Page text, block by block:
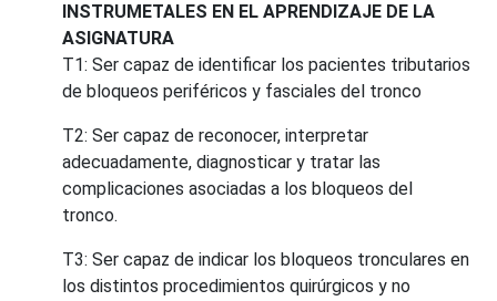
INSTRUMETALES EN EL APRENDIZAJE DE LA
ASIGNATURA
T1: Ser capaz de identificar los pacientes tributarios
de bloqueos periféricos y fasciales del tronco
T2: Ser capaz de reconocer, interpretar
adecuadamente, diagnosticar y tratar las
complicaciones asociadas a los bloqueos del
tronco.
T3: Ser capaz de indicar los bloqueos tronculares en
los distintos procedimientos quirúrgicos y no